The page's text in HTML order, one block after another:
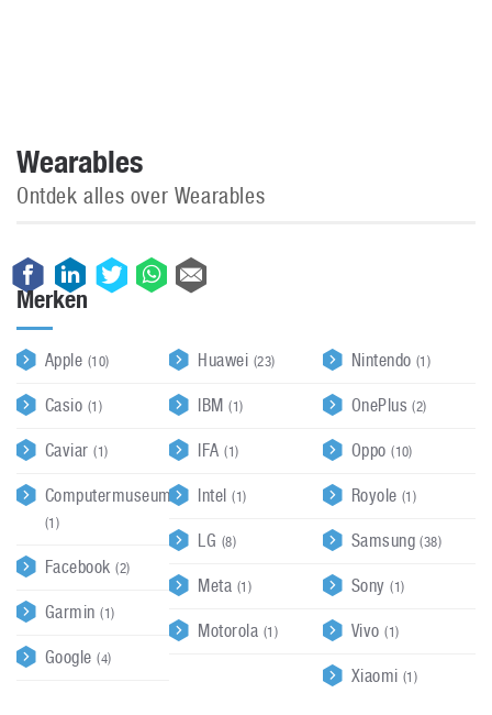
Wearables
Ontdek alles over Wearables
Merken
Apple (10)
Casio (1)
Caviar(1)
Computermuseum
(1)
Facebook(2)
Garmin(1)
Google(4)
Huawei (23)
IBM(1)
IFA(1)
Intel(1)
LG (8)
Meta (1)
Motorola (1)
Nintendo (1)
OnePlus(2)
Oppo(10)
Royole(1)
Samsung(38)
Sony(1)
Vivo(1)
Xiaomi(1)